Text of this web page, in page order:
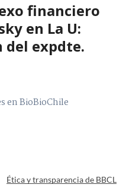
financiero
en La U:
del expdte.
en BioBioChile
Ética y transparencia de BBCL